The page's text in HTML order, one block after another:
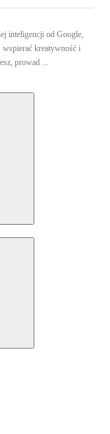
inteligencji od Google,
wspierać kreatywność i
prowad ...